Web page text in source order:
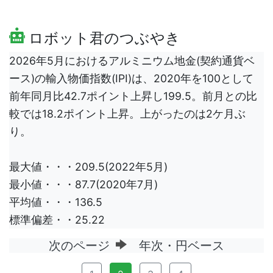
ロボット君のつぶやき
2026年5月におけるアルミニウム地金(契約通貨ベ
ース)の輸入物価指数(IPI)は、2020年を100として
前年同月比42.7ポイント上昇し199.5。前月との比
較では18.2ポイント上昇。上がったのは2ケ月ぶ
り。
最大値・・・209.5(2022年5月)
最小値・・・87.7(2020年7月)
平均値・・・136.5
標準偏差・・25.22
次のページ 年次・円ベース